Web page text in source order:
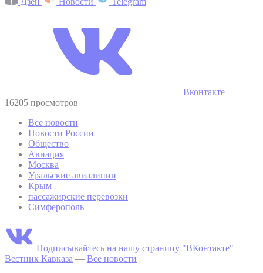
Вконтакте
16205 просмотров
Все новости
Новости России
Общество
Авиация
Москва
Уральские авиалинии
Крым
пассажирские перевозки
Симферополь
Подписывайтесь на нашу страницу "ВКонтакте"
Вестник Кавказа — Все новости